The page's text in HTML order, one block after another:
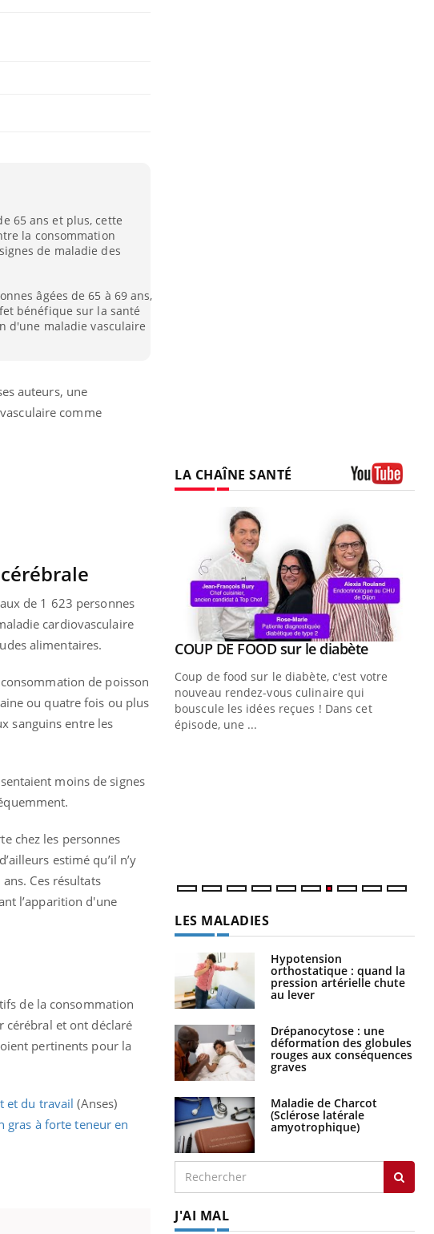
65 ans et plus, cette
la consommation
de maladie des
âgées de 65 à 69 ans,
bénéfique sur la santé
d'une maladie vasculaire
auteurs, une
comme
de 1 623 personnes
cardiovasculaire
alimentaires.
de poisson
ou quatre fois ou plus
sanguins entre les
moins de signes
chez les personnes
estimé qu’il n’y
Ces résultats
l’apparition d'une
de la consommation
cérébral et ont déclaré
pertinents pour la
et du travail (Anses)
gras à forte teneur en
LA CHAÎNE SANTÉ
sur le diabète Youtube
sur le diabète, c'est votre
vous culinaire qui
idées reçues ! Dans cet
...
LES MALADIES
Hypotension
orthostatique : quand la
pression artérielle chute
au lever
Drépanocytose : une
déformation des globules
rouges aux conséquences
graves
Maladie de Charcot
(Sclérose latérale
amyotrophique)
J'AI MAL